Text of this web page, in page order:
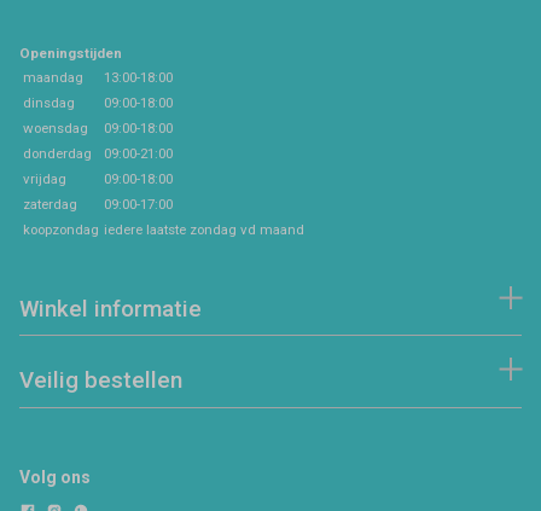
Openingstijden
maandag
13:00-18:00
dinsdag
09:00-18:00
woensdag
09:00-18:00
donderdag
09:00-21:00
vrijdag
09:00-18:00
zaterdag
09:00-17:00
koopzondag iedere laatste zondag vd maand
Winkel informatie
Veilig bestellen
Volg ons